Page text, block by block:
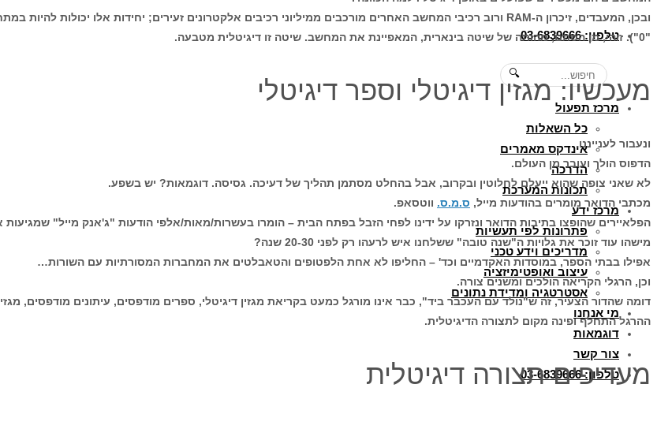
טלפון: 03-6839666
🔍
מרכז תפעול
כל השאלות
אינדקס מאמרים
הדרכה
תכונות המערכת
מרכז ידע
פתרונות לפי תעשיות
מדריכים וידע טכני
עיצוב ואופטימיזציה
אסטרטגיה ומדידת נתונים
מי אנחנו
דוגמאות
צור קשר
טלפון: 03-6839666
"0"). זוהי, מן הסתם, מהותה של שיטה בינארית, המאפיינת את המחשב. שיטה זו דיגיטלית מטבעה.
מעכשיו: מגזין דיגיטלי וספר דיגיטלי
ונעבור לענייננו.
הדפוס הולך ועובר מן העולם.
לא שאני צופה שהוא ייעלם לחלוטין ובקרוב, אבל בהחלט מסתמן תהליך של דעיכה. גסיסה. דוגמאות? יש בשפע.
מכתבי הדואר מומרים בהודעות מייל, ס.מ.ס. ווטסאפ.
הפלאיירים שהופצו בתיבות הדואר ונזרקו על ידינו לפחי הזבל בפתח הבית – הומרו בעשרות/מאות/אלפי הודעות "ג'אנק מייל" שמגיעות
מישהו עוד זוכר את גלויות ה"שנה טובה" ששלחנו איש לרעהו רק לפני 20-30 שנה?
אפילו בבתי הספר, במוסדות האקדמיים וכד' – החליפו לא אחת הלפטופים והטאבלטים את המחברות המסורתיות עם השורות…
וכן, הרגלי הקריאה הולכים ומשנים צורה.
דומה שהדור הצעיר, זה ש"נולד עם העכבר ביד", כבר אינו מורגל כמעט בקריאת מגזין דיגיטלי, ספרים מודפסים, עיתונים מודפסים,
ההרגל התחלף ופינה מקום לתצורה הדיגיטלית.
מעדיפים תצורה דיגיטלית